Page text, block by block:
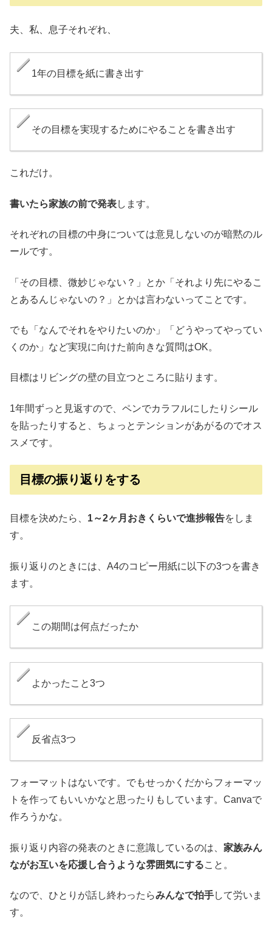
夫、私、息子それぞれ、
1年の目標を紙に書き出す
その目標を実現するためにやることを書き出す
これだけ。
書いたら家族の前で発表します。
それぞれの目標の中身については意見しないのが暗黙のル
ールです。
「その目標、微妙じゃない？」とか「それより先にやるこ
とあるんじゃないの？」とかは言わないってことです。
でも「なんでそれをやりたいのか」「どうやってやってい
くのか」など実現に向けた前向きな質問はOK。
目標はリビングの壁の目立つところに貼ります。
1年間ずっと見返すので、ペンでカラフルにしたりシール
を貼ったりすると、ちょっとテンションがあがるのでオス
スメです。
目標の振り返りをする
目標を決めたら、 1～2ヶ月おきくらいで進捗報告をしま
す。
振り返りのときには、A4のコピー用紙に以下の3つを書き
ます。
この期間は何点だったか
よかったこと3つ
反省点3つ
フォーマットはないです。でもせっかくだからフォーマッ
トを作ってもいいかなと思ったりもしています。Canvaで
作ろうかな。
振り返り内容の発表のときに意識しているのは、 家族みん
ながお互いを応援し合うような雰囲気にすること。
なので、ひとりが話し終わったらみんなで拍手して労いま
す。